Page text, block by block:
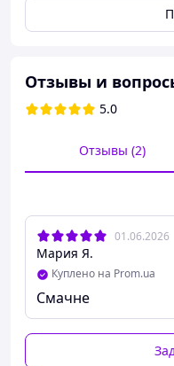
Отзывы и
5.0
Отзывы (2)
01.06.2026
Мария Я.
Куплено на Prom.ua
Смачне